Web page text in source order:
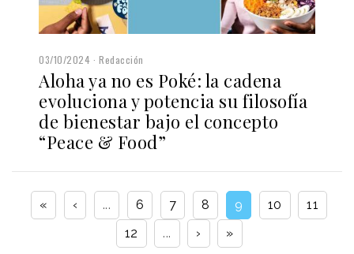
03/10/2024 Redacción
Aloha ya no es Poké: la cadena
evoluciona y potencia su filosofía
de bienestar bajo el concepto
“Peace & Food”
« ‹ ... 6 7 8 9 10
11
12
... › »